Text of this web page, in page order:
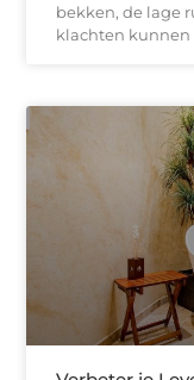
bekken, de lage
klachten kunnen